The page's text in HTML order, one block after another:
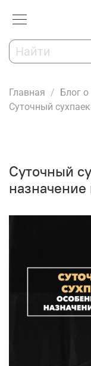
Главная
Блог
Суточный
Суточный
назначение